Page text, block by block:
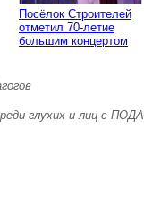
Посёлок Строителей
отметил 70-летие
большим концертом
глухих и лиц с ПОДА